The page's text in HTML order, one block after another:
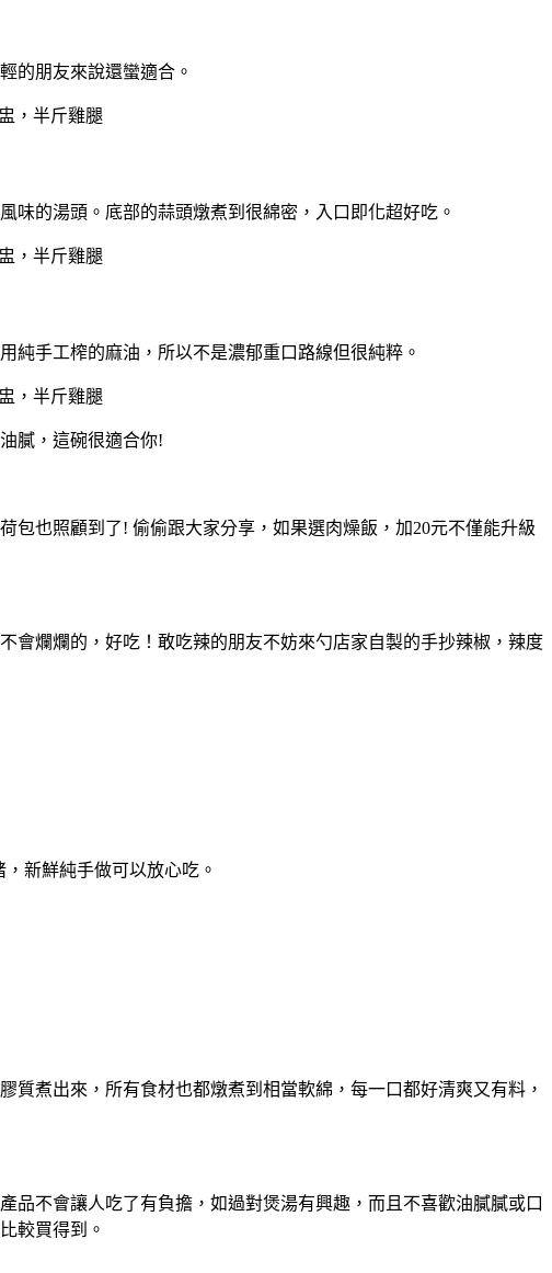
的朋友來說還蠻適合。
味的湯頭。底部的蒜頭燉煮到很綿密，入口即化超好吃。
純手工榨的麻油，所以不是濃郁重口路線但很純粹。
膩，這碗很適合你!
包也照顧到了! 偷偷跟大家分享，如果選肉燥飯，加20元不僅能升級
會爛爛的，好吃！敢吃辣的朋友不妨來勺店家自製的手抄辣椒，辣度
新鮮純手做可以放心吃。
質煮出來，所有食材也都燉煮到相當軟綿，每一口都好清爽又有料，
品不會讓人吃了有負擔，如過對煲湯有興趣，而且不喜歡油膩膩或口
較買得到。